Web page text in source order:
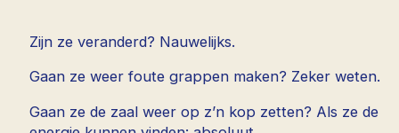
Zijn ze veranderd? Nauwelijks.
Gaan ze weer foute grappen maken? Zeker weten.
Gaan ze de zaal weer op z’n kop zetten? Als ze de